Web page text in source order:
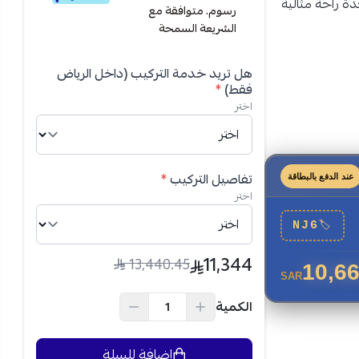
الكبيرة
عند الدفع بالبطاقة
🏷
NJ6
SAR
رسوم. متوافقة مع
الشريعة السمحة
هل تريد خدمة التركيب (داخل الرياض
فقط)*
اختر
تفاصيل التركيب*
اختر
11,344
13,440.45
الكمية